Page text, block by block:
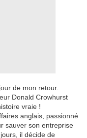
de mon retour.
Donald Crowhurst
vraie !
anglais, passionné
sauver son entreprise
il décide de